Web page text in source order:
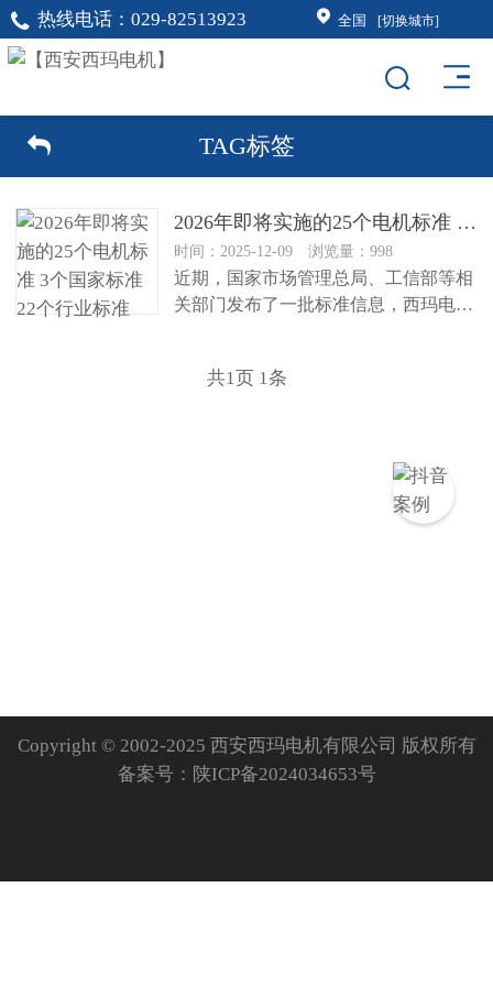
热线电话： 029-82513923 全国 [切换城市]
TAG标签
2026年即将实施的25个电机标准 3个国家标准 22个行业标准
时间：2025-12-09 浏览量：998
近期，国家市场管理总局、工信部等相
关部门发布了一批标准信息，西玛电机
共1页 1条
Copyright © 2002-2025 西安西玛电机有限公司 版权所有
备案号： 陕ICP备2024034653号